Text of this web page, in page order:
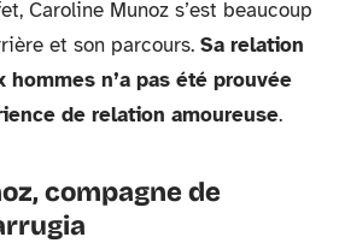
Caroline Munoz s’est beaucoup
et son parcours. Sa relation
hommes n’a pas été prouvée
de relation amoureuse.
compagne de